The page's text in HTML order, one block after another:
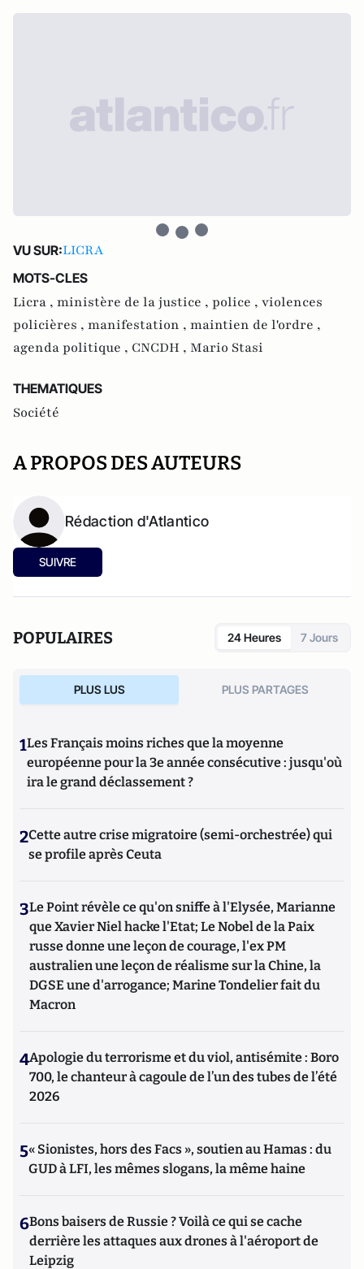
VU SUR:LICRA
MOTS-CLES
Licra , ministère de la justice , police , violences
policières , manifestation , maintien de l'ordre ,
agenda politique , CNCDH , Mario Stasi
THEMATIQUES
Société
A PROPOS DES AUTEURS
Rédaction d'Atlantico
SUIVRE
POPULAIRES 24 Heures 7 Jours
PLUS LUS PLUS PARTAGES
1Les Français moins riches que la moyenne
européenne pour la 3e année consécutive : jusqu'où
ira le grand déclassement ?
2Cette autre crise migratoire (semi-orchestrée) qui
se profile après Ceuta
3Le Point révèle ce qu'on sniffe à l'Elysée, Marianne
que Xavier Niel hacke l'Etat; Le Nobel de la Paix
russe donne une leçon de courage, l'ex PM
australien une leçon de réalisme sur la Chine, la
DGSE une d'arrogance; Marine Tondelier fait du
Macron
4Apologie du terrorisme et du viol, antisémite : Boro
700, le chanteur à cagoule de l’un des tubes de l’été
2026
5« Sionistes, hors des Facs », soutien au Hamas : du
GUD à LFI, les mêmes slogans, la même haine
6Bons baisers de Russie ? Voilà ce qui se cache
derrière les attaques aux drones à l'aéroport de
Leipzig